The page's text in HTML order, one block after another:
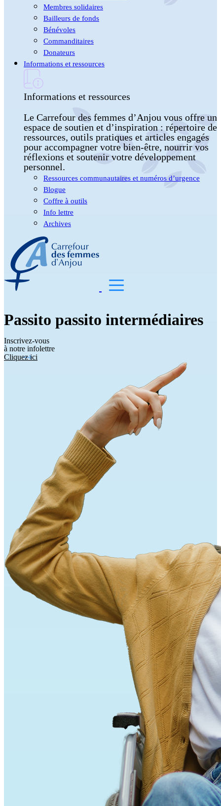
Membres solidaires
Bailleurs de fonds
Bénévoles
Commanditaires
Donateurs
Informations et ressources
Informations et ressources
Le Carrefour des femmes d’Anjou vous offre un
espace de soutien et d’inspiration : répertoire de
ressources, outils pratiques et articles engagés
pour accompagner votre bien-être, nourrir vos
réflexions et soutenir votre développement
personnel.
Ressources communautaires et numéros d’urgence
Blogue
Coffre à outils
Info lettre
Archives
Passito passito intermédiaires
Inscrivez-vous
à notre infolettre
Cliquez ici